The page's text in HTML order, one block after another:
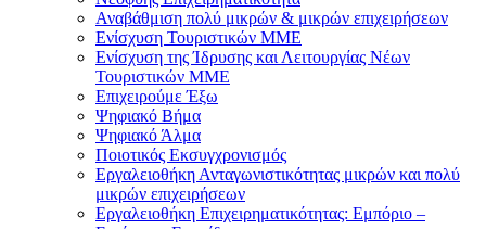
Αναβάθμιση πολύ μικρών & μικρών επιχειρήσεων
Ενίσχυση Τουριστικών ΜΜΕ
Ενίσχυση της Ίδρυσης και Λειτουργίας Νέων
Τουριστικών ΜΜΕ
Επιχειρούμε Έξω
Ψηφιακό Βήμα
Ψηφιακό Άλμα
Ποιοτικός Εκσυγχρονισμός
Εργαλειοθήκη Ανταγωνιστικότητας μικρών και πολύ
μικρών επιχειρήσεων
Εργαλειοθήκη Επιχειρηματικότητας: Εμπόριο –